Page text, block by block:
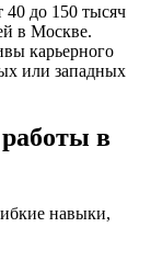
40 до 150 тысяч
в Москве.
карьерного
или западных
в
навыки,